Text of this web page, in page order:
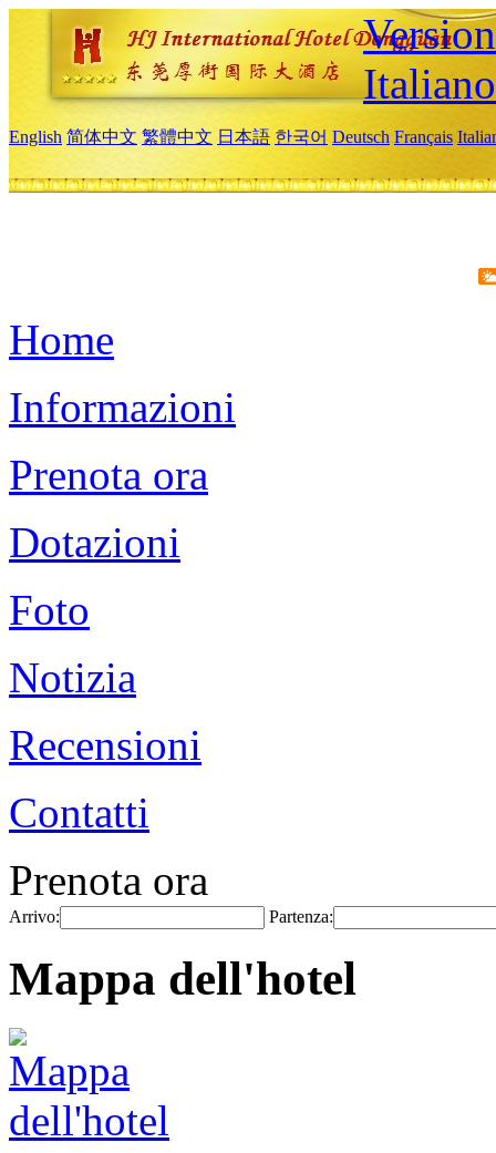
Italiano
English 简体中文 繁體中文 日本語 한국어 Deutsch Français
Home
Informazioni
Prenota ora
Dotazioni
Foto
Notizia
Recensioni
Contatti
Prenota ora
Arrivo: Partenza:
Mappa dell'hotel